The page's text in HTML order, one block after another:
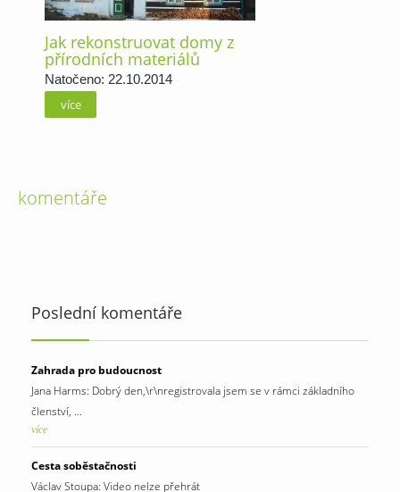
Jak rekonstruovat domy z
přírodních materiálů
Natočeno: 22.10.2014
více
komentáře
Poslední komentáře
Zahrada pro budoucnost
Jana Harms: Dobrý den,\r\nregistrovala jsem se v rámci základního
členství, ...
více
Cesta soběstačnosti
Václav Stoupa: Video nelze přehrát